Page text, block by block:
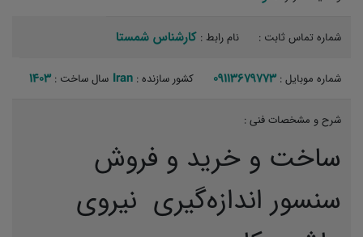
شماره تماس ثابت : نام رابط : کارشناس شمستا‏
شماره موبایل : 09113679773 کشور سازنده : Iran سال ساخت : 1403
شرح و مشخصات فنی :
ساخت و خرید و فروش
سنسور اندازه‌گیری نیروی